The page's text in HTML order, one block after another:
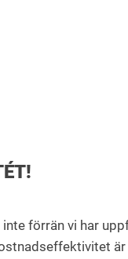
förrän vi har